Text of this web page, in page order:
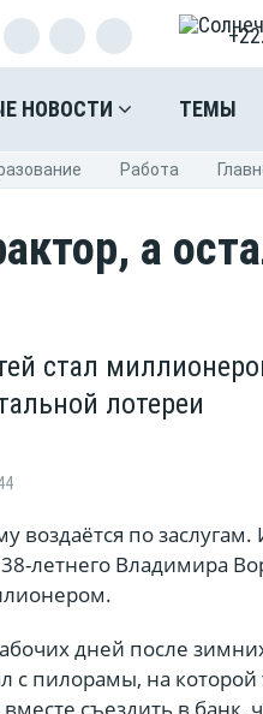
НОВОСТИ ТЕМЫ
Pабота
а
стал
лотереи
воздаётся по
летнего Владимира
дней после
с пилорамы, на